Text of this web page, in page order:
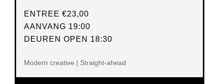
ENTREE €23,00
AANVANG 19:00
DEUREN OPEN 18:30
Modern creative | Straight-ahead